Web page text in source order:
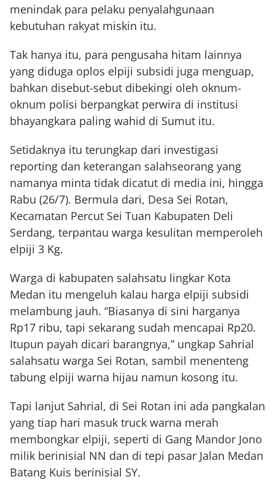
menindak para pelaku penyalahgunaan
kebutuhan rakyat miskin itu.
Tak hanya itu, para pengusaha hitam lainnya
yang diduga oplos elpiji subsidi juga menguap,
bahkan disebut-sebut dibekingi oleh oknum-
oknum polisi berpangkat perwira di institusi
bhayangkara paling wahid di Sumut itu.
Setidaknya itu terungkap dari investigasi
reporting dan keterangan salahseorang yang
namanya minta tidak dicatut di media ini, hingga
Rabu (26/7). Bermula dari, Desa Sei Rotan,
Kecamatan Percut Sei Tuan Kabupaten Deli
Serdang, terpantau warga kesulitan memperoleh
elpiji 3 Kg.
Warga di kabupaten salahsatu lingkar Kota
Medan itu mengeluh kalau harga elpiji subsidi
melambung jauh. “Biasanya di sini harganya
Rp17 ribu, tapi sekarang sudah mencapai Rp20.
Itupun payah dicari barangnya,” ungkap Sahrial
salahsatu warga Sei Rotan, sambil menenteng
tabung elpiji warna hijau namun kosong itu.
Tapi lanjut Sahrial, di Sei Rotan ini ada pangkalan
yang tiap hari masuk truck warna merah
membongkar elpiji, seperti di Gang Mandor Jono
milik berinisial NN dan di tepi pasar Jalan Medan
Batang Kuis berinisial SY.